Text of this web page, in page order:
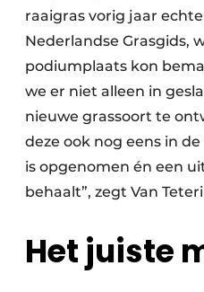
raaigras vorig jaar
Nederlandse Grasgids,
podiumplaats kon
we er niet alleen in
nieuwe grassoort te
deze ook nog eens in
is opgenomen én een
behaalt”, zegt Van
Het juiste